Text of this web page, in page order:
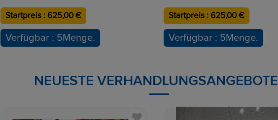
Startpreis : 625,00 €
Verfügbar : 5Menge.
Startpreis : 625,00 €
Verfügbar : 5Menge.
NEUESTE VERHANDLUNGSANGEBOTE